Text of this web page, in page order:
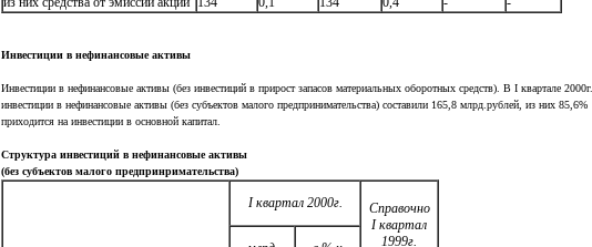
Инвестиции в нефинансовые активы
Инвестиции в нефинансовые активы (без инвестиций в прирост запасов материальных оборотных средств). В I квартале 2000г.
инвестиции в нефинансовые активы (без субъектов малого предпринимательства) составили 165,8 млрд.рублей, из них 85,6%
приходится на инвестиции в основной капитал.
Структура инвестиций в нефинансовые активы
(без субъектов малого предпринримательства)
I квартал 2000г.
Справочно
I квартал
1999г.